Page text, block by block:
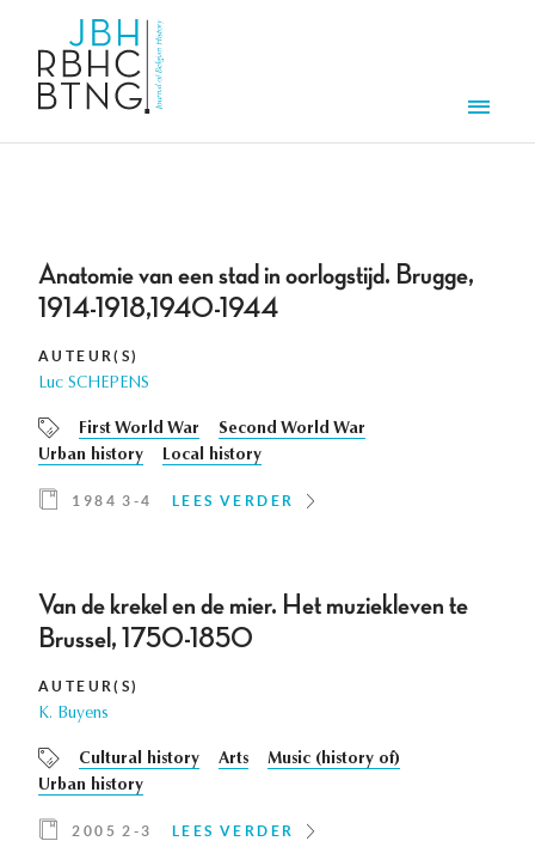
Anatomie van een stad in oorlogstijd. Brugge,
1914-1918,1940-1944
AUTEUR(S)
Luc SCHEPENS
First World War
Second World War
Urban history
Local history
1984 3-4 LEES VERDER
Van de krekel en de mier. Het muziekleven te
Brussel, 1750-1850
AUTEUR(S)
K. Buyens
Cultural history Arts
Music (history of)
Urban history
2005 2-3 LEES VERDER